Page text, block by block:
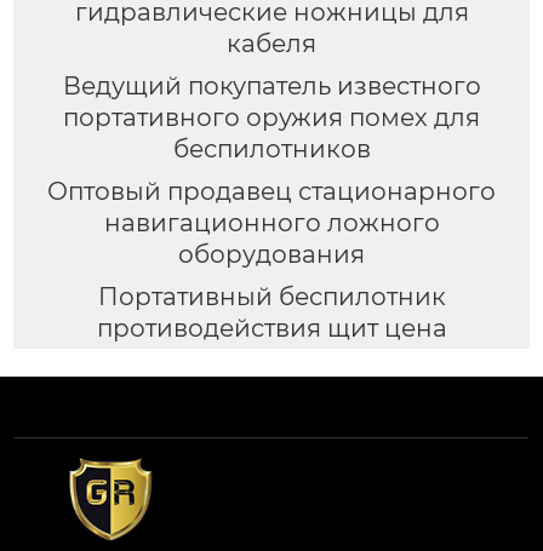
гидравлические ножницы для
кабеля
Ведущий покупатель известного
портативного оружия помех для
беспилотников
Оптовый продавец стационарного
навигационного ложного
оборудования
Портативный беспилотник
противодействия щит цена